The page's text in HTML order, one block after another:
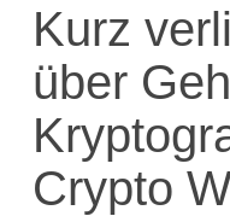
Kurz
über
Crypto